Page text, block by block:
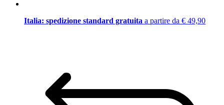
Italia: spedizione standard gratuita a partire da € 49,90